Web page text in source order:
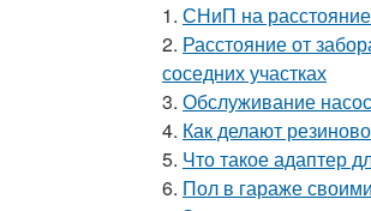
1. СНиП на расстояние
2. Расстояние от
соседних участках
3. Обслуживание
4. Как делают
5. Что такое адаптер
6. Пол в гараже